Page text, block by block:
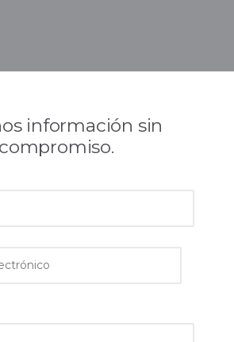
información sin
compromiso.